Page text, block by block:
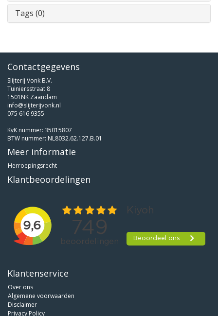
Tags (0)
Contactgegevens
Slijterij Vonk B.V.
Tuiniersstraat 8
1501NK Zaandam
info@slijterijvonk.nl
075 616 9355
KvK nummer: 35015807
BTW nummer: NL8032.62.127.B.01
Meer informatie
Herroepingsrecht
Klantbeoordelingen
Klantenservice
Over ons
Algemene voorwaarden
Disclaimer
Privacy Policy